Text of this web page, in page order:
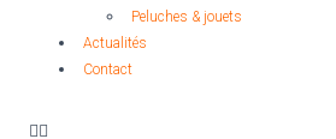
Peluches & jouets
Actualités
Contact